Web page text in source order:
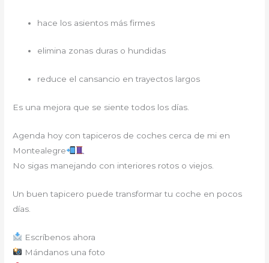
hace los asientos más firmes
elimina zonas duras o hundidas
reduce el cansancio en trayectos largos
Es una mejora que se siente todos los días.
Agenda hoy con tapiceros de coches cerca de mi en
Montealegre
No sigas manejando con interiores rotos o viejos.
Un buen tapicero puede transformar tu coche en pocos
días.
Escríbenos ahora
Mándanos una foto